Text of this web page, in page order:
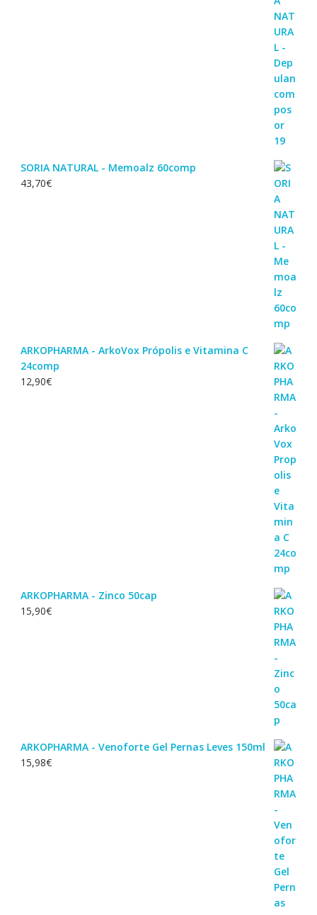
SORIA NATURAL - Memoalz 60comp
43,70€
ARKOPHARMA - ArkoVox Própolis e Vitamina C
24comp
12,90€
ARKOPHARMA - Zinco 50cap
15,90€
ARKOPHARMA - Venoforte Gel Pernas Leves 150ml
15,98€